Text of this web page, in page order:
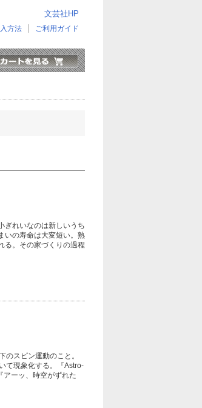
文芸社HP
方法 ご利用ガイド
ぎれいなのは新しいうち
いの寿命は大変短い。熟
る。その家づくりの過程
スピン運動のこと。
て現象化する。『Astro-
アーッ、時空がずれた